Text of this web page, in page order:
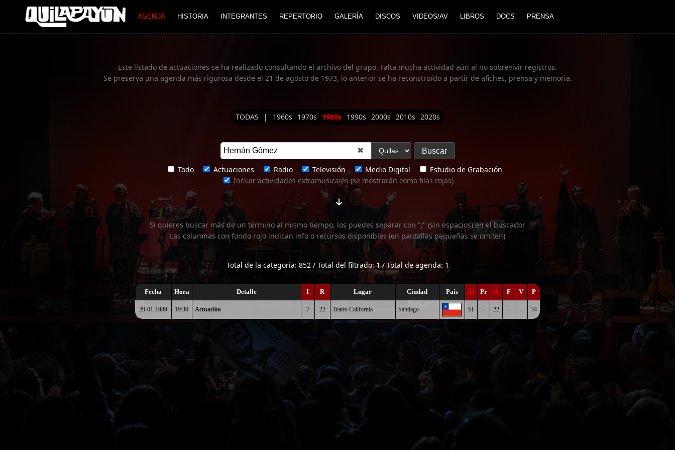
AGENDA HISTORIA INTEGRANTES REPERTORIO GALERÍA DISCOS VIDEOS/AV LIBROS DOCS PRENSA
Imagen 01
Este listado de actuaciones se ha realizado consultando el archivo del grupo. Falta mucha actividad aún al no sobrevivir registros.
Se preserva una agenda más rigurosa desde el 21 de agosto de 1973, lo anterior se ha reconstruído a partir de afiches, prensa y memoria.
TODAS | 1960s 1970s 1980s 1990s 2000s 2010s 2020s
✖
Todo Actuaciones Radio Televisión Medio Digital
Estudio de Grabación
Incluir actividades extramusicales (se mostrarán como filas rojas)
Si quieres buscar más de un término al mismo tiempo, los puedes separar con ";" (sin espacios) en el buscador
Las columnas con fondo rojo indican info o recursos disponibles (en pantallas pequeñas se omiten)
Total de la categoría: 852 / Total del filtrado: 1 / Total de agenda: 1
Fecha Hora Detalle I R Lugar Ciudad País Af Pr A F V P
20-01-1989 19:30 Actuación 7 22 Teatro California Santiago SI - 22 - - 34